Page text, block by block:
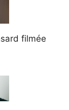
filmée